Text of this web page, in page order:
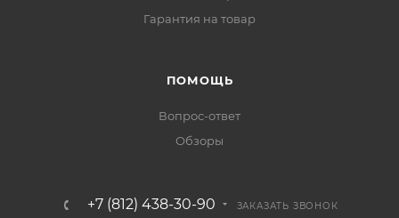
Гарантия на товар
ПОМОЩЬ
Вопрос-ответ
Обзоры
+7 (812) 438-30-90 ЗАКАЗАТЬ ЗВОНОК